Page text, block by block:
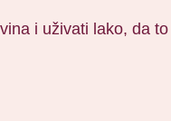
i uživati lako, da